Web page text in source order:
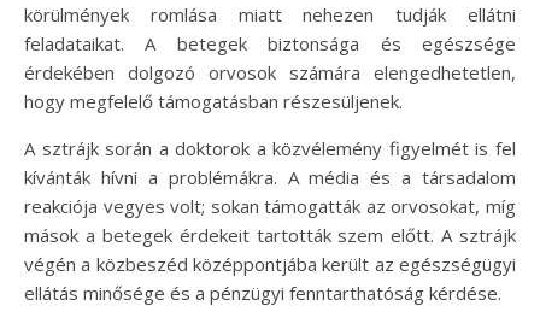
körülmények romlása miatt nehezen tudják ellátni
feladataikat. A betegek biztonsága és egészsége
érdekében dolgozó orvosok számára elengedhetetlen,
hogy megfelelő támogatásban részesüljenek.
A sztrájk során a doktorok a közvélemény figyelmét is fel
kívánták hívni a problémákra. A média és a társadalom
reakciója vegyes volt; sokan támogatták az orvosokat, míg
mások a betegek érdekeit tartották szem előtt. A sztrájk
végén a közbeszéd középpontjába került az egészségügyi
ellátás minősége és a pénzügyi fenntarthatóság kérdése.